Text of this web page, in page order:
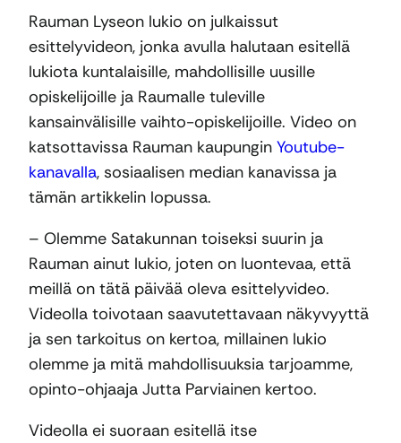
Rauman Lyseon lukio on julkaissut
esittelyvideon, jonka avulla halutaan esitellä
lukiota kuntalaisille, mahdollisille uusille
opiskelijoille ja Raumalle tuleville
kansainvälisille vaihto-opiskelijoille. Video on
katsottavissa Rauman kaupungin Youtube-
kanavalla, sosiaalisen median kanavissa ja
tämän artikkelin lopussa.
– Olemme Satakunnan toiseksi suurin ja
Rauman ainut lukio, joten on luontevaa, että
meillä on tätä päivää oleva esittelyvideo.
Videolla toivotaan saavutettavaan näkyvyyttä
ja sen tarkoitus on kertoa, millainen lukio
olemme ja mitä mahdollisuuksia tarjoamme,
opinto-ohjaaja Jutta Parviainen kertoo.
Videolla ei suoraan esitellä itse